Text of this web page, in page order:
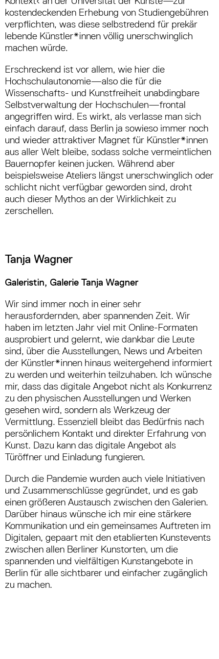
kostendeckenden Erhebung von Studiengebühren
verpflichten, was diese selbstredend für prekär
lebende Künstler*innen völlig unerschwinglich
machen würde.
Erschreckend ist vor allem, wie hier die
Hochschulautonomie—also die für die
Wissenschafts- und Kunstfreiheit unabdingbare
Selbstverwaltung der Hochschulen—frontal
angegriffen wird. Es wirkt, als verlasse man sich
einfach darauf, dass Berlin ja sowieso immer noch
und wieder attraktiver Magnet für Künstler*innen
aus aller Welt bleibe, sodass solche vermeintlichen
Bauernopfer keinen jucken. Während aber
beispielsweise Ateliers längst unerschwinglich oder
schlicht nicht verfügbar geworden sind, droht
auch dieser Mythos an der Wirklichkeit zu
zerschellen.
Tanja Wagner
Galeristin, Galerie Tanja Wagner
Wir sind immer noch in einer sehr
herausfordernden, aber spannenden Zeit. Wir
haben im letzten Jahr viel mit Online-Formaten
ausprobiert und gelernt, wie dankbar die Leute
sind, über die Ausstellungen, News und Arbeiten
der Künstler*innen hinaus weitergehend informiert
zu werden und weiterhin teilzuhaben. Ich wünsche
mir, dass das digitale Angebot nicht als Konkurrenz
zu den physischen Ausstellungen und Werken
gesehen wird, sondern als Werkzeug der
Vermittlung. Essenziell bleibt das Bedürfnis nach
persönlichem Kontakt und direkter Erfahrung von
Kunst. Dazu kann das digitale Angebot als
Türöffner und Einladung fungieren.
Durch die Pandemie wurden auch viele Initiativen
und Zusammenschlüsse gegründet, und es gab
einen größeren Austausch zwischen den Galerien.
Darüber hinaus wünsche ich mir eine stärkere
Kommunikation und ein gemeinsames Auftreten im
Digitalen, gepaart mit den etablierten Kunstevents
zwischen allen Berliner Kunstorten, um die
spannenden und vielfältigen Kunstangebote in
Berlin für alle sichtbarer und einfacher zugänglich
zu machen.